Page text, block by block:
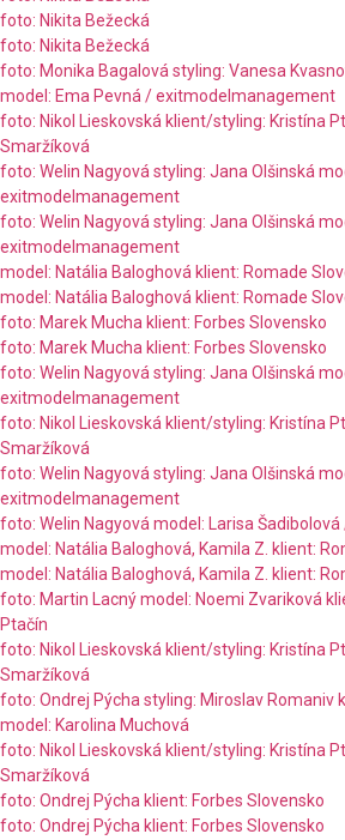
foto: Nikita Bežecká
foto: Nikita Bežecká
foto: Monika Bagalová styling: Vanesa
model: Ema Pevná / exitmodelmanagement
foto: Nikol Lieskovská klient/styling: Kristína
Smaržíková
foto: Welin Nagyová styling: Jana Olšinská
exitmodelmanagement
foto: Welin Nagyová styling: Jana Olšinská
exitmodelmanagement
model: Natália Baloghová klient: Romade
model: Natália Baloghová klient: Romade
foto: Marek Mucha klient: Forbes Slovensko
foto: Marek Mucha klient: Forbes Slovensko
foto: Welin Nagyová styling: Jana Olšinská
exitmodelmanagement
foto: Nikol Lieskovská klient/styling: Kristína
Smaržíková
foto: Welin Nagyová styling: Jana Olšinská
exitmodelmanagement
foto: Welin Nagyová model: Larisa
model: Natália Baloghová, Kamila Z. klient:
model: Natália Baloghová, Kamila Z. klient:
foto: Martin Lacný model: Noemi Zvariková
Ptačín
foto: Nikol Lieskovská klient/styling: Kristína
Smaržíková
foto: Ondrej Pýcha styling: Miroslav Romaniv
model: Karolina Muchová
foto: Nikol Lieskovská klient/styling: Kristína
Smaržíková
foto: Ondrej Pýcha klient: Forbes Slovensko
foto: Ondrej Pýcha klient: Forbes Slovensko